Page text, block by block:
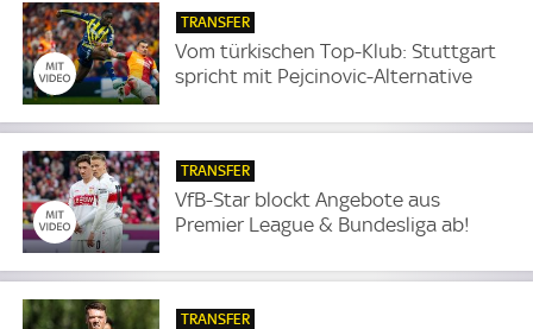
TRANSFER
Vom türkischen Top-Klub: Stuttgart
spricht mit Pejcinovic-Alternative
TRANSFER
VfB-Star blockt Angebote aus
Premier League & Bundesliga ab!
TRANSFER